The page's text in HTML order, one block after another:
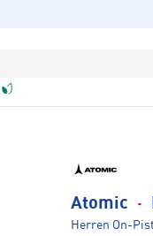
Atomic ·
Herren On-